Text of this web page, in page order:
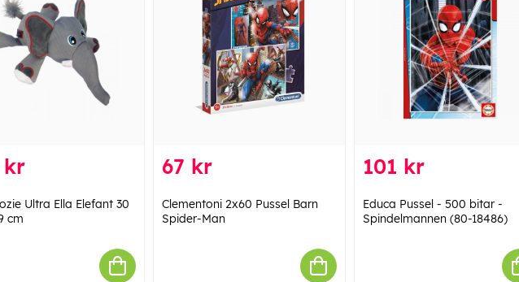
kr
Ultra Ella Elefant 30
cm
67 kr
Clementoni 2x60 Pussel Barn
Spider-Man
101 kr
Educa Pussel - 500 bitar -
Spindelmannen (80-18486)